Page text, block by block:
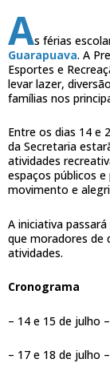
As férias
Guarapuava. A
Esportes e
levar lazer,
famílias nos
Entre os dias 14 e
da Secretaria
atividades
espaços públicos
movimento e
A iniciativa
que moradores de
atividades.
Cronograma
– 14 e 15 de julho
– 17 e 18 de julho